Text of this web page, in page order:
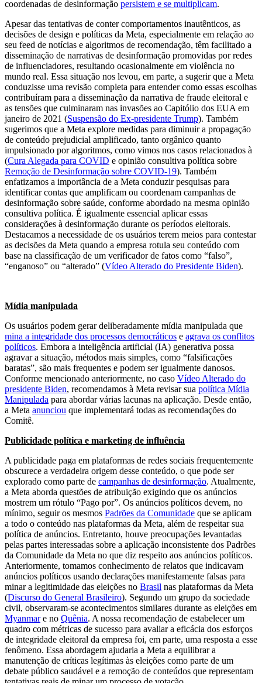
coordenadas de desinformação persistem e se multiplicam.
Apesar das tentativas de conter comportamentos inautênticos, as
decisões de design e políticas da Meta, especialmente em relação ao
seu feed de notícias e algoritmos de recomendação, têm facilitado a
disseminação de narrativas de desinformação promovidas por redes
de influenciadores, resultando ocasionalmente em violência no
mundo real. Essa situação nos levou, em parte, a sugerir que a Meta
conduzisse uma revisão completa para entender como essas escolhas
contribuíram para a disseminação da narrativa de fraude eleitoral e
as tensões que culminaram nas invasões ao Capitólio dos EUA em
janeiro de 2021 (Suspensão do Ex-presidente Trump). Também
sugerimos que a Meta explore medidas para diminuir a propagação
de conteúdo prejudicial amplificado, tanto orgânico quanto
impulsionado por algoritmos, como vimos nos casos relacionados à
(Cura Alegada para COVID e opinião consultiva política sobre
Remoção de Desinformação sobre COVID-19). Também
enfatizamos a importância de a Meta conduzir pesquisas para
identificar contas que amplificam ou coordenam campanhas de
desinformação sobre saúde, conforme abordado na mesma opinião
consultiva política. É igualmente essencial aplicar essas
considerações à desinformação durante os períodos eleitorais.
Destacamos a necessidade de os usuários terem meios para contestar
as decisões da Meta quando a empresa rotula seu conteúdo com
base na classificação de um verificador de fatos como “falso”,
“enganoso” ou “alterado” (Vídeo Alterado do Presidente Biden).
Mídia manipulada
Os usuários podem gerar deliberadamente mídia manipulada que
mina a integridade dos processos democráticos e agrava os conflitos
políticos. Embora a inteligência artificial (IA) generativa possa
agravar a situação, métodos mais simples, como “falsificações
baratas”, são mais frequentes e podem ser igualmente danosos.
Conforme mencionado anteriormente, no caso Vídeo Alterado do
presidente Biden, recomendamos à Meta revisar sua política Mídia
Manipulada para abordar várias lacunas na aplicação. Desde então,
a Meta anunciou que implementará todas as recomendações do
Comitê.
Publicidade política e marketing de influência
A publicidade paga em plataformas de redes sociais frequentemente
obscurece a verdadeira origem desse conteúdo, o que pode ser
explorado como parte de campanhas de desinformação. Atualmente,
a Meta aborda questões de atribuição exigindo que os anúncios
mostrem um rótulo “Pago por”. Os anúncios políticos devem, no
mínimo, seguir os mesmos Padrões da Comunidade que se aplicam
a todo o conteúdo nas plataformas da Meta, além de respeitar sua
política de anúncios. Entretanto, houve preocupações levantadas
pelas partes interessadas sobre a aplicação inconsistente dos Padrões
da Comunidade da Meta no que diz respeito aos anúncios políticos.
Anteriormente, tomamos conhecimento de relatos que indicavam
anúncios políticos usando declarações manifestamente falsas para
minar a legitimidade das eleições no Brasil nas plataformas da Meta
(Discurso do General Brasileiro). Segundo um grupo da sociedade
civil, observaram-se acontecimentos similares durante as eleições em
Myanmare no Quênia. A nossa recomendação de estabelecer um
quadro com métricas de sucesso para avaliar a eficácia dos esforços
de integridade eleitoral da empresa foi, em parte, uma resposta a esse
fenômeno. Essa abordagem ajudaria a Meta a equilibrar a
manutenção de críticas legítimas às eleições como parte de um
debate público saudável e a remoção de conteúdos que representam